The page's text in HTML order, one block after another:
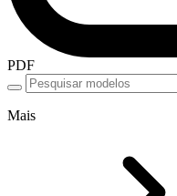
PDF
Mais